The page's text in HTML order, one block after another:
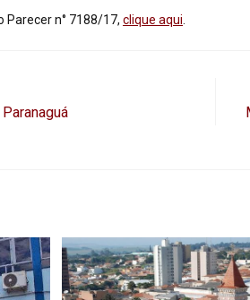
Parecer n° 7188/17, clique aqui